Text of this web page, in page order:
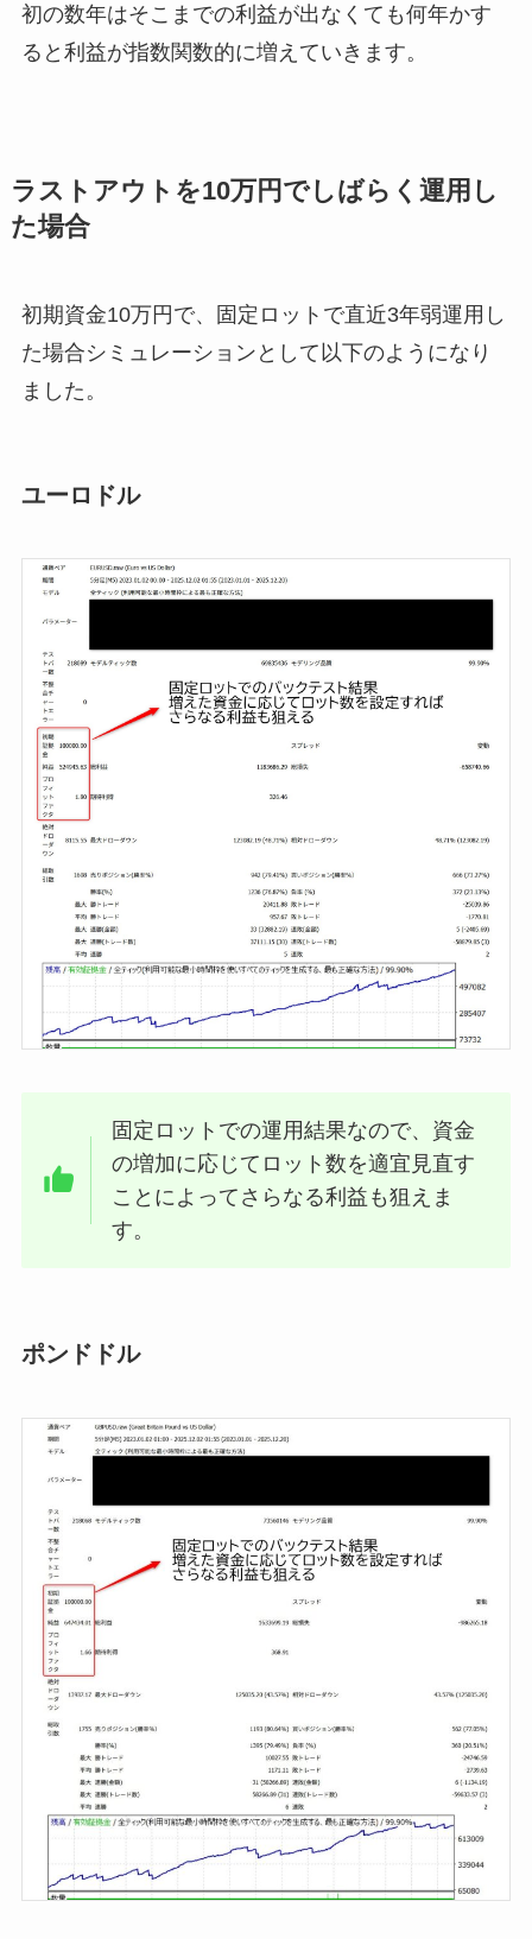
初の数年はそこまでの利益が出なくても何年かす
ると利益が指数関数的に増えていきます。
ラストアウトを10万円でしばらく運用し
た場合
初期資金10万円で、固定ロットで直近3年弱運用し
た場合シミュレーションとして以下のようになり
ました。
ユーロドル
固定ロットでの運用結果なので、資金
の増加に応じてロット数を適宜見直す
ことによってさらなる利益も狙えま
す。
ポンドドル